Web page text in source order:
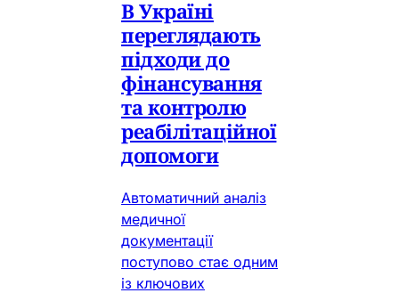
В Україні
переглядають
підходи до
фінансування
та контролю
реабілітаційної
допомоги
Автоматичний аналіз
медичної
документації
поступово стає одним
із ключових